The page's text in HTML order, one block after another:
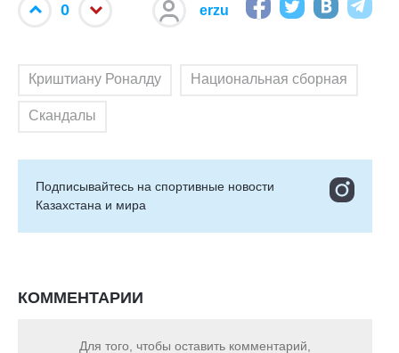
0 erzu
Криштиану Роналду Национальная сборная
Скандалы
Подписывайтесь на cпортивные новости
Казахстана и мира
КОММЕНТАРИИ
Для того, чтобы оставить комментарий,